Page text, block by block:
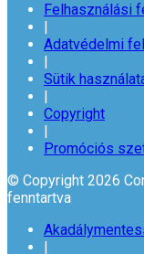
Felhasználási
Adatvédelmi
Sütik
Copyright
Promóciós
© Copyright 2026
fenntartva